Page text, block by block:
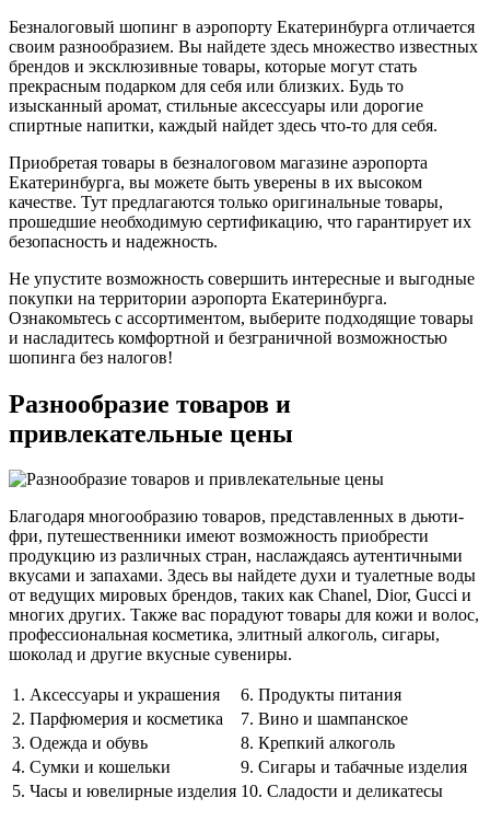
Безналоговый шопинг в аэропорту Екатеринбурга отличается
своим разнообразием. Вы найдете здесь множество известных
брендов и эксклюзивные товары, которые могут стать
прекрасным подарком для себя или близких. Будь то
изысканный аромат, стильные аксессуары или дорогие
спиртные напитки, каждый найдет здесь что-то для себя.
Приобретая товары в безналоговом магазине аэропорта
Екатеринбурга, вы можете быть уверены в их высоком
качестве. Тут предлагаются только оригинальные товары,
прошедшие необходимую сертификацию, что гарантирует их
безопасность и надежность.
Не упустите возможность совершить интересные и выгодные
покупки на территории аэропорта Екатеринбурга.
Ознакомьтесь с ассортиментом, выберите подходящие товары
и насладитесь комфортной и безграничной возможностью
шопинга без налогов!
Разнообразие товаров и
привлекательные цены
Благодаря многообразию товаров, представленных в дьюти-
фри, путешественники имеют возможность приобрести
продукцию из различных стран, наслаждаясь аутентичными
вкусами и запахами. Здесь вы найдете духи и туалетные воды
от ведущих мировых брендов, таких как Chanel, Dior, Gucci и
многих других. Также вас порадуют товары для кожи и волос,
профессиональная косметика, элитный алкоголь, сигары,
шоколад и другие вкусные сувениры.
1. Аксессуары и украшения
6. Продукты питания
2. Парфюмерия и косметика
7. Вино и шампанское
3. Одежда и обувь
8. Крепкий алкоголь
4. Сумки и кошельки
9. Сигары и табачные изделия
5. Часы и ювелирные изделия 10. Сладости и деликатесы